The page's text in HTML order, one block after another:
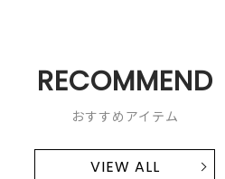
RECOMMEND
おすすめアイテム
VIEW ALL